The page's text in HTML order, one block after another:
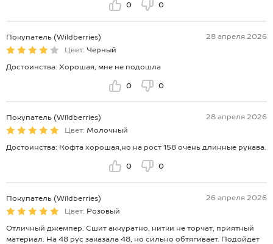
0 0
Покупатель (Wildberries)
28 апреля 2026
Цвет: Черный
Достоинства: Хорошая, мне не подошла
0 0
Покупатель (Wildberries)
28 апреля 2026
Цвет: Молочный
Достоинства: Кофта хорошая,но на рост 158 очень длинные рукава.
0 0
Покупатель (Wildberries)
26 апреля 2026
Цвет: Розовый
Отличный джемпер. Сшит аккуратно, нитки не торчат, приятный
материал. На 48 рус заказала 48, но сильно обтягивает. Подойдёт